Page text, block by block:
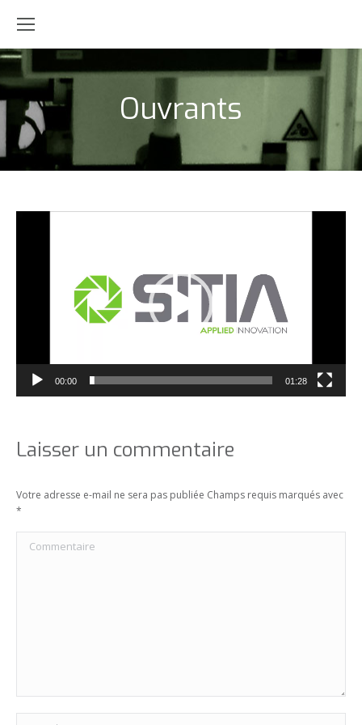
Ouvrants
00:00 01:28
Laisser un commentaire
Votre adresse e-mail ne sera pas publiée Champs requis marqués avec
*
Commentaire